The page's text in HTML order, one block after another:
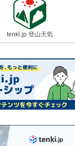
tenki.jp 登山天気